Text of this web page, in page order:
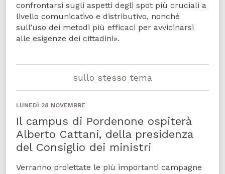
confrontarsi sugli aspetti degli spot più cruciali a
livello comunicativo e distributivo, nonché
sull’uso dei metodi più efficaci per avvicinarsi
alle esigenze dei cittadini».
sullo stesso tema
LUNEDÌ 28 NOVEMBRE
Il campus di Pordenone ospiterà
Alberto Cattani, della presidenza
del Consiglio dei ministri
Verranno proiettate le più importanti campagne